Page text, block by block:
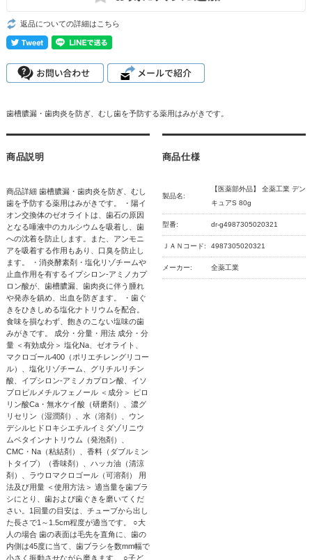
返品についての詳細はこちら
歯槽膿漏・歯肉炎を防ぎ、むし歯を予防する薬用はみがきです。
商品説明
商品詳細 歯槽膿漏・歯肉炎を防ぎ、むし
歯を予防する薬用はみがきです。 ・陽イ
オン交換体のゼオライトは、歯石の原因
となる唾液中のカルシウムを吸着し、歯
への沈着を防止します。また、アンモニ
アを吸着する作用もあり、口臭を防止し
ます。 ・消炎酵素剤・塩化リゾチームや
止血作用を有するイプシロン-アミノカプ
ロン酸が、歯槽膿漏、歯肉炎に伴う腫れ
や発赤を鎮め、出血を防ぎます。 ・歯ぐ
きをひきしめる塩化ナトリウムを配合。
食味を損なわず、飽きのこない塩味の歯
みがきです。 成分・分量・用法 成分・分
量 ＜有効成分＞ 塩化Na、ゼオライト、
マクロゴール400（ポリエチレングリコー
ル）、塩化リゾチーム、グリチルリチン
酸、イプシロン-アミノカプロン酸、イソ
プロピルメチルフェノール ＜成分＞ ピロ
リン酸Ca・無水ケイ酸（研磨剤）、濃グ
リセリン（湿潤剤）、水（溶剤）、ウン
デシルヒドロキシエチルイミダゾリニウ
ムベタインナトリウム（発泡剤）、
CMC・Na（粘結剤）、香料（ダブルミン
トタイプ）（香味剤）、ハッカ油（清涼
剤）、ラウロマクロゴール（可溶剤） 用
法及び用量 ＜使用方法＞ 適当量を歯ブラ
シにとり、歯および歯ぐきを磨いてくだ
さい。1回量の目安は、チューブから出し
た長さで1～1.5cm程度が適当です。 ○大
人の場合 歯の表面は毛先を直角に、歯の
内側は45度に当て、歯ブラシを数mm幅で
小さく振動させながら磨きます。 ○子ど
商品仕様
製品名:
【医薬部外品】 全薬工業 デン
キュアS 80g
型番: dr-g4987305020321
ＪＡＮコード: 4987305020321
メーカー: 全薬工業